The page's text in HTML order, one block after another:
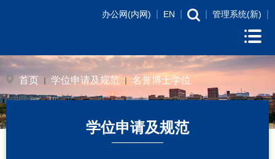
办公网(内网) EN 管理系统(新)
首页 学位申请及规范 名誉博士学位
学位申请及规范